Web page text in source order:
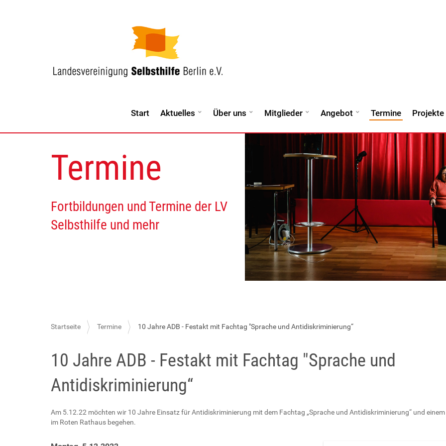
Start Aktuelles Über uns Mitglieder Angebot Termine Projekte
Termine
Fortbildungen und Termine der LV
Selbsthilfe und mehr
S
e
d
h
Startseite Termine 10 Jahre ADB - Festakt mit Fachtag "Sprache und Antidiskriminierung“
10 Jahre ADB - Festakt mit Fachtag "Sprache und
Antidiskriminierung“
Am 5.12.22 möchten wir 10 Jahre Einsatz für Antidiskriminierung mit dem Fachtag „Sprache und Antidiskriminierung“ und
im Roten Rathaus begehen.